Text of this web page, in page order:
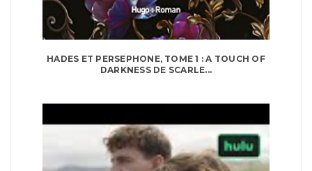
HADES ET PERSEPHONE, TOME 1 : A TOUCH OF
DARKNESS DE SCARLE...